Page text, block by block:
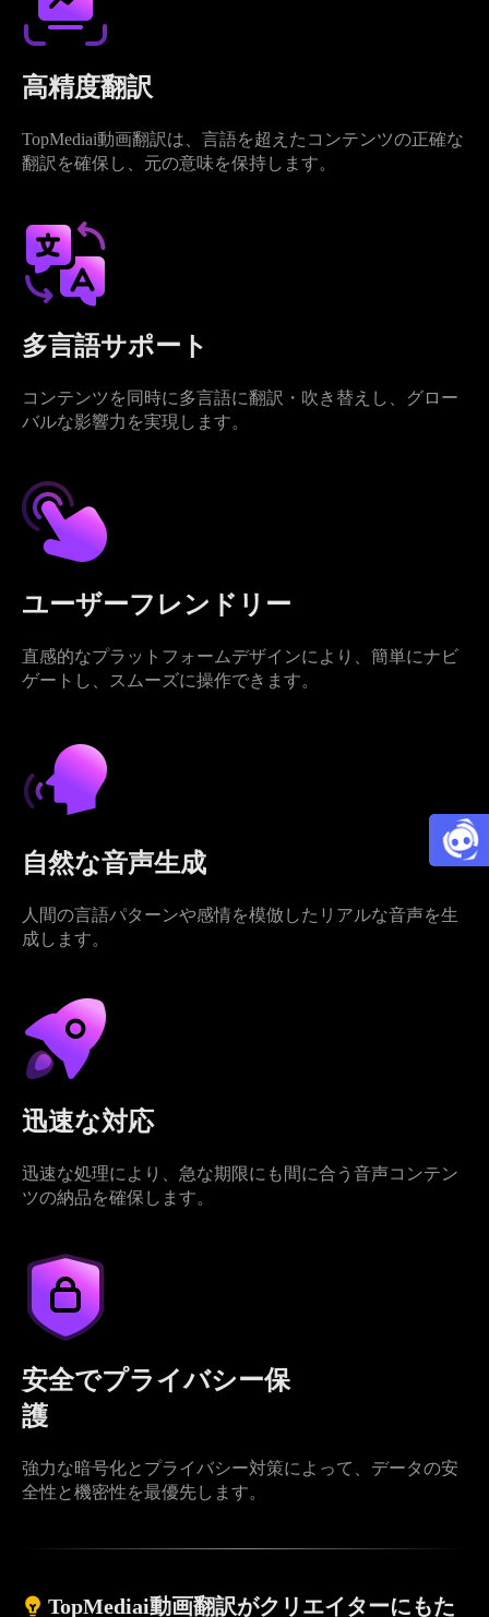
高精度翻訳
TopMediai動画翻訳は、言語を超えたコンテンツの正確な
翻訳を確保し、元の意味を保持します。
多言語サポート
コンテンツを同時に多言語に翻訳・吹き替えし、グロー
バルな影響力を実現します。
ユーザーフレンドリー
直感的なプラットフォームデザインにより、簡単にナビ
ゲートし、スムーズに操作できます。
自然な音声生成
人間の言語パターンや感情を模倣したリアルな音声を生
成します。
迅速な対応
迅速な処理により、急な期限にも間に合う音声コンテン
ツの納品を確保します。
安全でプライバシー保
護
強力な暗号化とプライバシー対策によって、データの安
全性と機密性を最優先します。
TopMediai動画翻訳がクリエイターにもた